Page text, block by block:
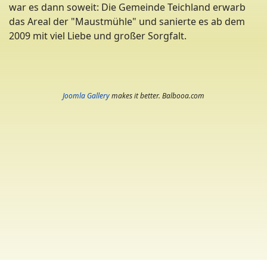
war es dann soweit: Die Gemeinde Teichland erwarb
das Areal der "Maustmühle" und sanierte es ab dem
2009 mit viel Liebe und großer Sorgfalt.
Joomla Gallerymakes it better. Balbooa.com